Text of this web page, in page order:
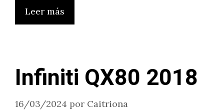
Leer más
Infiniti QX80 2018
16/03/2024 por Caitriona